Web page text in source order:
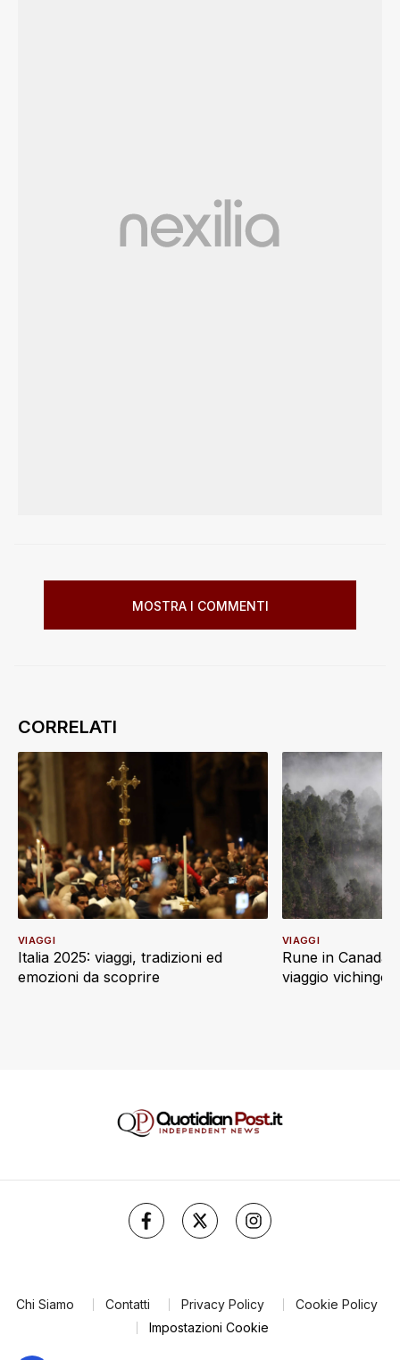
MOSTRA I COMMENTI
Italia 2025: viaggi, tradizioni ed
emozioni da scoprire
VIAGGI
Rune in
viaggio vichingo
VIAGGI
Chi Siamo Contatti Privacy Policy
Cookie Policy
Impostazioni Cookie